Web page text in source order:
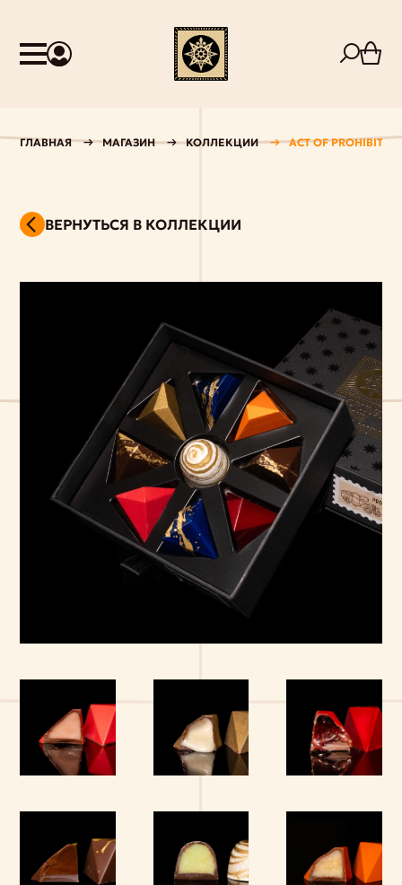
ГЛАВНАЯ МАГАЗИН КОЛЛЕКЦИИ ACT OF
ВЕРНУТЬСЯ В КОЛЛЕКЦИИ